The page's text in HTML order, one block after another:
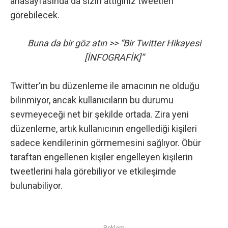
görebilecek.
Buna da bir göz atın >> “Bir Twitter Hikayesi
[İNFOGRAFİK]”
Twitter‘ın bu düzenleme ile amacının ne olduğu
bilinmiyor, ancak kullanıcıların bu durumu
sevmeyeceği net bir şekilde ortada. Zira yeni
düzenleme, artık kullanıcının engellediği kişileri
sadece kendilerinin görmemesini sağlıyor. Öbür
taraftan engellenen kişiler engelleyen kişilerin
tweetlerini hala görebiliyor ve etkileşimde
bulunabiliyor.